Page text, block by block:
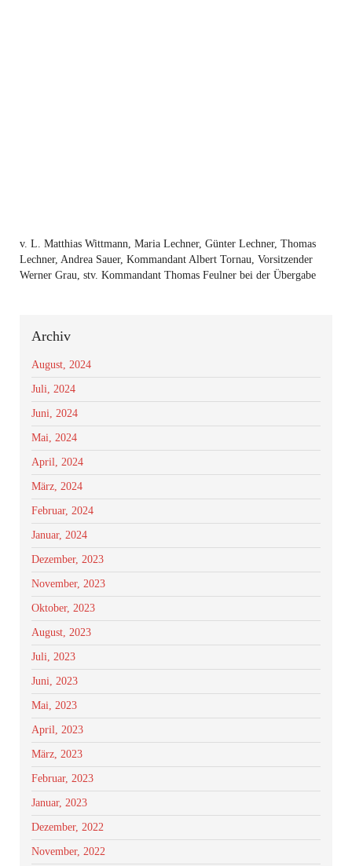
v. L. Matthias Wittmann, Maria Lechner, Günter Lechner, Thomas
Lechner, Andrea Sauer, Kommandant Albert Tornau, Vorsitzender
Werner Grau, stv. Kommandant Thomas Feulner bei der Übergabe
Archiv
August, 2024
Juli, 2024
Juni, 2024
Mai, 2024
April, 2024
März, 2024
Februar, 2024
Januar, 2024
Dezember, 2023
November, 2023
Oktober, 2023
August, 2023
Juli, 2023
Juni, 2023
Mai, 2023
April, 2023
März, 2023
Februar, 2023
Januar, 2023
Dezember, 2022
November, 2022